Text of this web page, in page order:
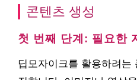
콘텐츠 생성
첫 번째 단계: 필요한
딥모자이크를 활용하려는